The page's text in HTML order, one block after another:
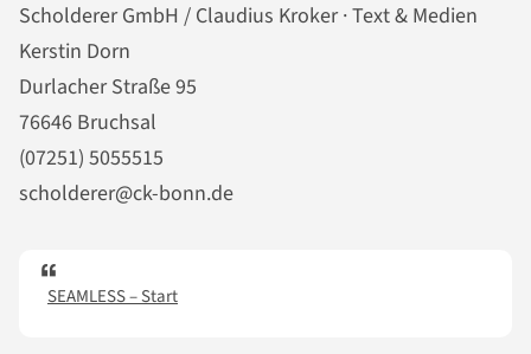
Scholderer GmbH / Claudius Kroker · Text & Medien
Kerstin Dorn
Durlacher Straße 95
76646 Bruchsal
(07251) 5055515
scholderer@ck-bonn.de
SEAMLESS – Start